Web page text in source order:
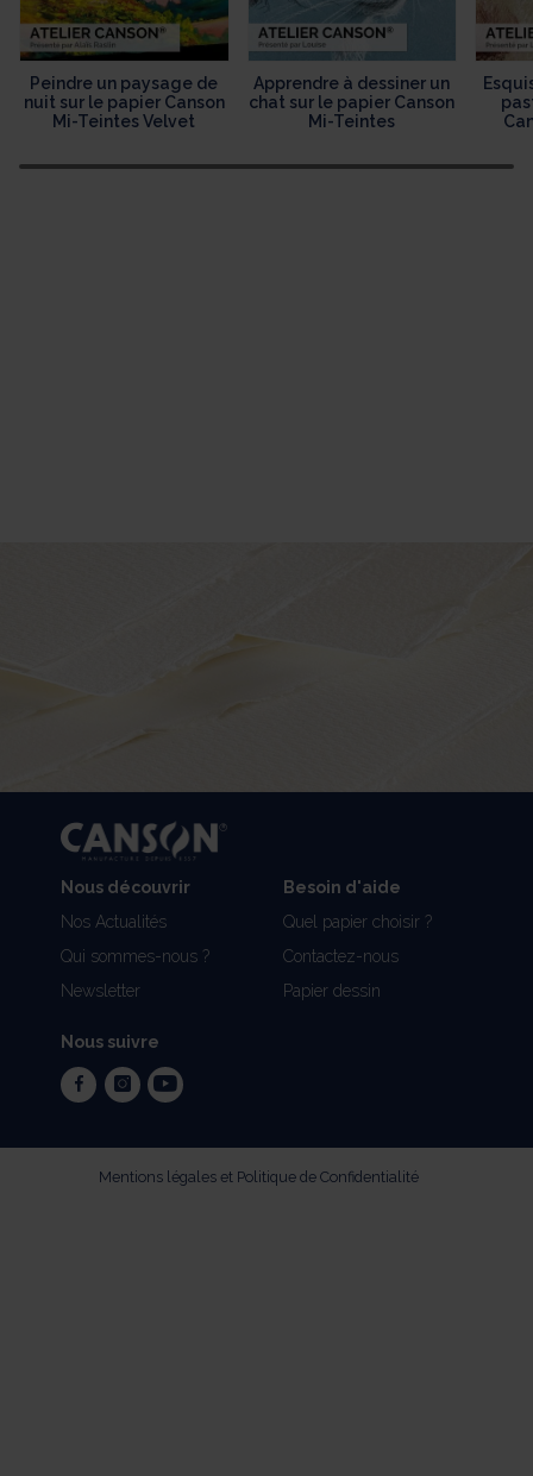
Peindre un paysage de
nuit sur le papier Canson
Mi-Teintes Velvet
Apprendre à dessiner un
chat sur le papier Canson
Mi-Teintes
Nous découvrir
Nos Actualités
Qui sommes-nous ?
Newsletter
Besoin d'aide
Quel papier choisir ?
Contactez-nous
Papier dessin
Nous suivre
facebookinstagram
youtube
Mentions légales et Politique de Confidentialité